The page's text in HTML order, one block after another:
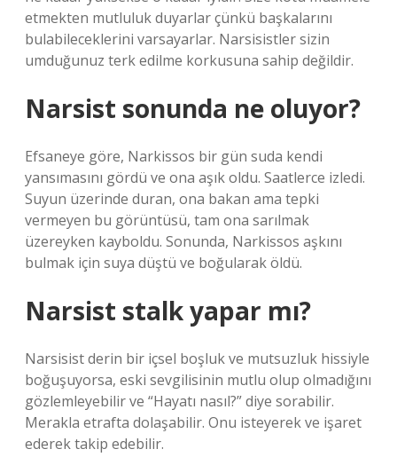
etmekten mutluluk duyarlar çünkü başkalarını
bulabileceklerini varsayarlar. Narsisistler sizin
umduğunuz terk edilme korkusuna sahip değildir.
Narsist sonunda ne oluyor?
Efsaneye göre, Narkissos bir gün suda kendi
yansımasını gördü ve ona aşık oldu. Saatlerce izledi.
Suyun üzerinde duran, ona bakan ama tepki
vermeyen bu görüntüsü, tam ona sarılmak
üzereyken kayboldu. Sonunda, Narkissos aşkını
bulmak için suya düştü ve boğularak öldü.
Narsist stalk yapar mı?
Narsisist derin bir içsel boşluk ve mutsuzluk hissiyle
boğuşuyorsa, eski sevgilisinin mutlu olup olmadığını
gözlemleyebilir ve “Hayatı nasıl?” diye sorabilir.
Merakla etrafta dolaşabilir. Onu isteyerek ve işaret
ederek takip edebilir.